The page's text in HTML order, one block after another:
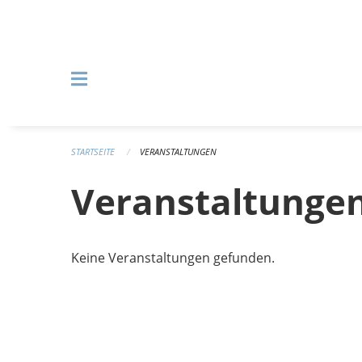
STARTSEITE VERANSTALTUNGEN
Keine Veranstaltungen gefunden.